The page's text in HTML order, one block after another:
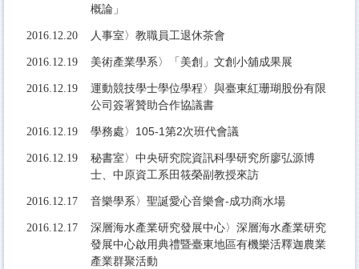
概論」
2016.12.20 人事室〉教職員工退休茶會
2016.12.19 美術產業學系〉「美創」文創小舖成果展
2016.12.19
運動競技學士學位學程〉與臺東紅珊瑚股份有限
公司簽署贊助合作協議書
2016.12.19 學務處〉105-1第2次班代會議
2016.12.19
秘書室〉中央研究院資訊科學研究所廖弘源博
士、中原資工系田筱榮副教授來訪
2016.12.17 音樂學系〉聖誕愛心音樂會-成功商水場
2016.12.17
深層海水產業研究發展中心〉深層海水產業研究
發展中心啟用典禮暨臺東地區有機樂活釋迦農業
產業群聚活動